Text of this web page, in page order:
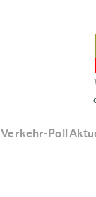
Verkehr-Poll